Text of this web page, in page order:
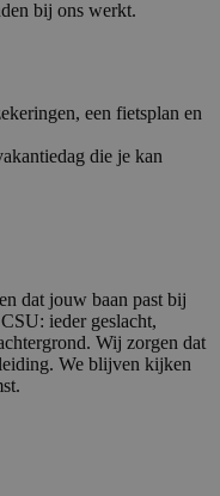
bij ons werkt.
een fietsplan en
die je kan
dat jouw baan past bij
ieder geslacht,
Wij zorgen dat
We blijven kijken